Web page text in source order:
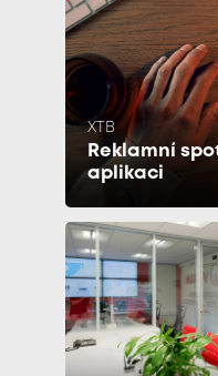
XTB
Reklamní
aplikaci